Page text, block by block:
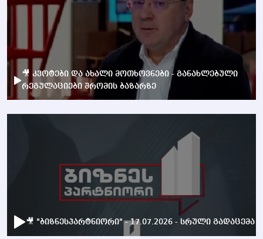
🎥 კვოტები და ახალი მოთხოვნები - განახლებული
რეგულაციები შრომის ბაზარზე
🎥 "ბიზნესპარტნიორი" - 17.07.2026 - სრული გადაცემა